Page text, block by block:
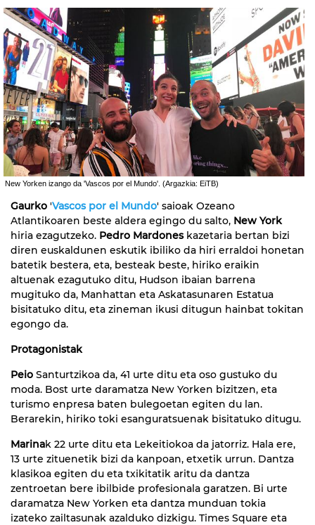
New Yorken izango da 'Vascos por el Mundo'. (Argazkia: EiTB)
Gaurko 'Vascos por el Mundo' saioak Ozeano
Atlantikoaren beste aldera egingo du salto, New York
hiria ezagutzeko. Pedro Mardones kazetaria bertan bizi
diren euskaldunen eskutik ibiliko da hiri erraldoi honetan
batetik bestera, eta, besteak beste, hiriko eraikin
altuenak ezagutuko ditu, Hudson ibaian barrena
mugituko da, Manhattan eta Askatasunaren Estatua
bisitatuko ditu, eta zineman ikusi ditugun hainbat tokitan
egongo da.
Protagonistak
Peio Santurtzikoa da, 41 urte ditu eta oso gustuko du
moda. Bost urte daramatza New Yorken bizitzen, eta
turismo enpresa baten bulegoetan egiten du lan.
Berarekin, hiriko toki esanguratsuenak bisitatuko ditugu.
Marinak 22 urte ditu eta Lekeitiokoa da jatorriz. Hala ere,
13 urte zituenetik bizi da kanpoan, etxetik urrun. Dantza
klasikoa egiten du eta txikitatik aritu da dantza
zentroetan bere ibilbide profesionala garatzen. Bi urte
daramatza New Yorken eta dantza munduan tokia
izateko zailtasunak azalduko dizkigu. Times Square eta